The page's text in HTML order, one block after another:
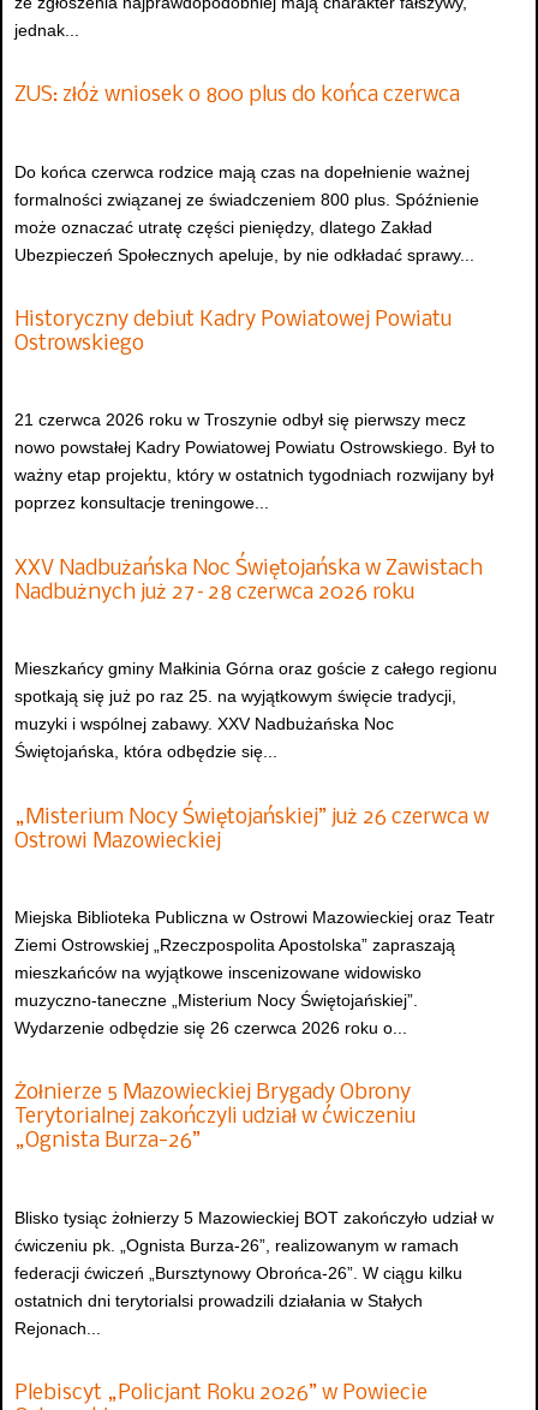
jednak...
ZUS: złóż wniosek o 800 plus do końca czerwca
Do końca czerwca rodzice mają czas na dopełnienie ważnej
formalności związanej ze świadczeniem 800 plus. Spóźnienie
może oznaczać utratę części pieniędzy, dlatego Zakład
Ubezpieczeń Społecznych apeluje, by nie odkładać sprawy...
Historyczny debiut Kadry Powiatowej Powiatu
Ostrowskiego
21 czerwca 2026 roku w Troszynie odbył się pierwszy mecz
nowo powstałej Kadry Powiatowej Powiatu Ostrowskiego. Był to
ważny etap projektu, który w ostatnich tygodniach rozwijany był
poprzez konsultacje treningowe...
XXV Nadbużańska Noc Świętojańska w Zawistach
Nadbużnych już 27–28 czerwca 2026 roku
Mieszkańcy gminy Małkinia Górna oraz goście z całego regionu
spotkają się już po raz 25. na wyjątkowym święcie tradycji,
muzyki i wspólnej zabawy. XXV Nadbużańska Noc
Świętojańska, która odbędzie się...
„Misterium Nocy Świętojańskiej” już 26 czerwca w
Ostrowi Mazowieckiej
Miejska Biblioteka Publiczna w Ostrowi Mazowieckiej oraz Teatr
Ziemi Ostrowskiej „Rzeczpospolita Apostolska” zapraszają
mieszkańców na wyjątkowe inscenizowane widowisko
muzyczno-taneczne „Misterium Nocy Świętojańskiej”.
Wydarzenie odbędzie się 26 czerwca 2026 roku o...
Żołnierze 5 Mazowieckiej Brygady Obrony
Terytorialnej zakończyli udział w ćwiczeniu
„Ognista Burza-26”
Blisko tysiąc żołnierzy 5 Mazowieckiej BOT zakończyło udział w
ćwiczeniu pk. „Ognista Burza-26”, realizowanym w ramach
federacji ćwiczeń „Bursztynowy Obrońca-26”. W ciągu kilku
ostatnich dni terytorialsi prowadzili działania w Stałych
Rejonach...
Plebiscyt „Policjant Roku 2026” w Powiecie